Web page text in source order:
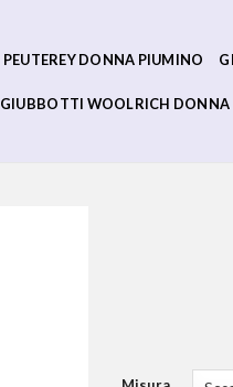
PEUTEREY DONNA PIUMINO
GIUBBOTTI WOOLRICH DONNA